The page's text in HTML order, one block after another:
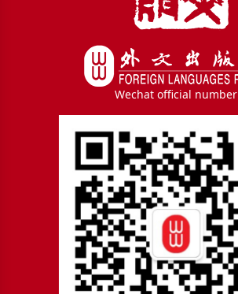
Wechat official number